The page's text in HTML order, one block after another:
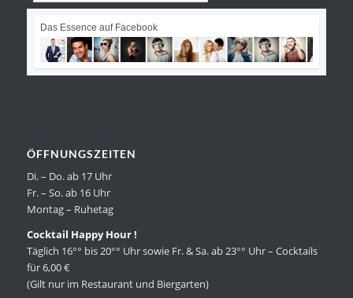
Das Essence auf Facebook
ÖFFNUNGSZEITEN
Di. – Do. ab 17 Uhr
Fr. – So. ab 16 Uhr
Montag – Ruhetag
Cocktail Happy Hour !
Täglich 16°° bis 20°° Uhr sowie Fr. & Sa. ab 23°° Uhr – Cocktails
für 6,00 €
(Gilt nur im Restaurant und Biergarten)